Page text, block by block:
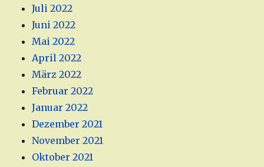
Juli 2022
Juni 2022
Mai 2022
April 2022
März 2022
Februar 2022
Januar 2022
Dezember 2021
November 2021
Oktober 2021